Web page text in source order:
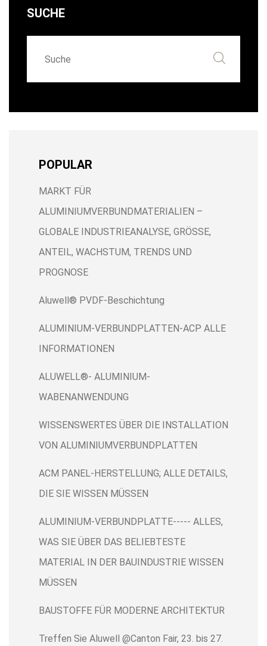
SUCHE
POPULAR
MARKT FÜR
ALUMINIUMVERBUNDMATERIALIEN –
GLOBALE INDUSTRIEANALYSE, GRÖSSE,
ANTEIL, WACHSTUM, TRENDS UND
PROGNOSE
Aluwell® PVDF-Beschichtung
ALUMINIUM-VERBUNDPLATTEN-ACP ALLE
INFORMATIONEN
ALUWELL®- ALUMINIUM-
WABENANWENDUNG
WISSENSWERTES ÜBER DIE INSTALLATION
VON ALUMINIUMVERBUNDPLATTEN
ACM PANEL-HERSTELLUNG; ALLE DETAILS,
DIE SIE WISSEN MÜSSEN
ALUMINIUM-VERBUNDPLATTE----- ALLES,
WAS SIE ÜBER DAS BELIEBTESTE
MATERIAL IN DER BAUINDUSTRIE WISSEN
MÜSSEN
BAUSTOFFE FÜR MODERNE ARCHITEKTUR
Treffen Sie Aluwell @Canton Fair, 23. bis 27.